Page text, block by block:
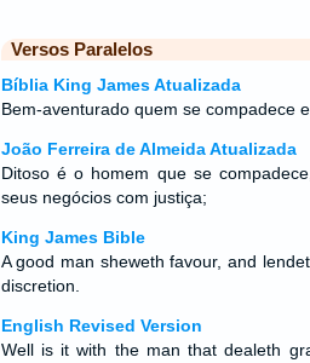
Versos Paralelos
Bíblia King James Atualizada
Bem-aventurado quem se compadece
João Ferreira de Almeida Atualizada
Ditoso é o homem que se
seus negócios com justiça;
King James Bible
A good man sheweth favour, and
discretion.
English Revised Version
Well is it with the man that dealeth